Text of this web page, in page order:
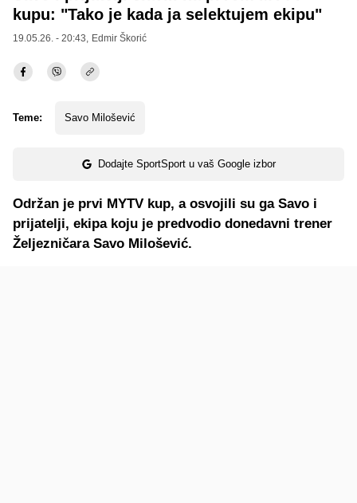
kupu: "Tako je kada ja selektujem ekipu"
19.05.26. - 20:43, Edmir Škorić
Teme: Savo Milošević
Dodajte SportSport u vaš Google izbor
Održan je prvi MYTV kup, a osvojili su ga Savo i
prijatelji, ekipa koju je predvodio donedavni trener
Željezničara Savo Milošević.